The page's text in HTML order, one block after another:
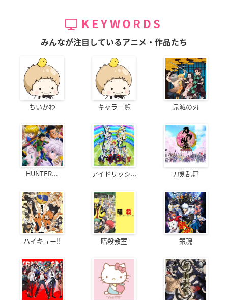
KEYWORDS
みんなが注目しているアニメ・作品たち
ちいかわ キャラ一覧 鬼滅の刃
HUNTER... アイドリッシ... 刀剣乱舞
ハイキュー!! 暗殺教室 銀魂